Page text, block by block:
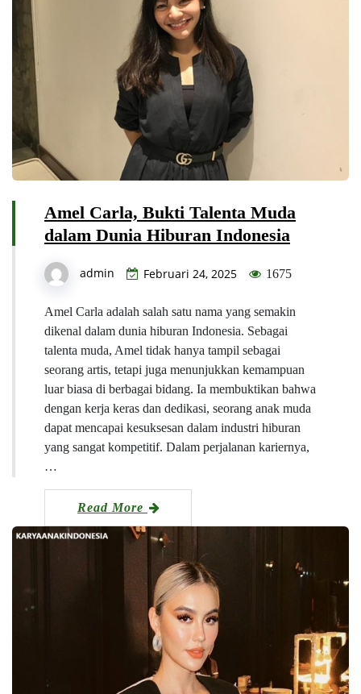
Amel Carla, Bukti Talenta Muda
dalam Dunia Hiburan Indonesia
admin Februari 24, 2025 1675
Amel Carla adalah salah satu nama yang semakin
dikenal dalam dunia hiburan Indonesia. Sebagai
talenta muda, Amel tidak hanya tampil sebagai
seorang artis, tetapi juga menunjukkan kemampuan
luar biasa di berbagai bidang. Ia membuktikan bahwa
dengan kerja keras dan dedikasi, seorang anak muda
dapat mencapai kesuksesan dalam industri hiburan
yang sangat kompetitif. Dalam perjalanan kariernya,
…
Read More